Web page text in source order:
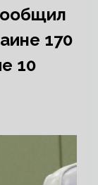
170
10